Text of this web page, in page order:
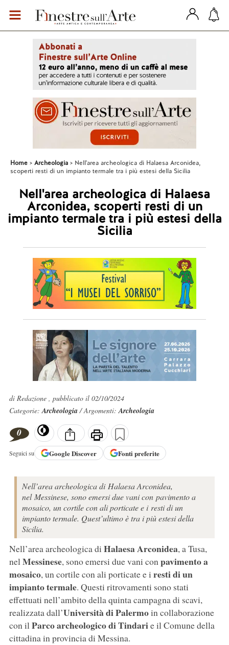
Home Archeologia
Nell'area archeologica di Halaesa Arconidea,
scoperti resti di un impianto termale tra i più estesi della Sicilia
Nell'area archeologica di Halaesa
Arconidea, scoperti resti di un
impianto termale tra i più estesi della
Sicilia
di Redazione , pubblicato il 02/10/2024
Categorie:Archeologia/ Argomenti:Archeologia
0
Seguici su GoogleDiscover Fonti preferite
Nell’area archeologica di Halaesa Arconidea,
nel Messinese, sono emersi due vani con pavimento a
mosaico, un cortile con ali porticate e i resti di un
impianto termale. Quest’ultimo è tra i più estesi della
Sicilia.
Nell’area archeologica di Halaesa Arconidea, a Tusa,
nelMessinese, sono emersi due vani conpavimento a
mosaico, un cortile con ali porticate e i resti di un
impianto termale. Questi ritrovamenti sono stati
effettuati nell’ambito della quinta campagna di scavi,
realizzata dall’Università di Palermoin collaborazione
con ilParco archeologico di Tindarie il Comune della
cittadina in provincia di Messina.